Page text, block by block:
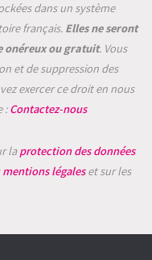
dans un système
français. Elles ne seront
onéreux ou gratuit. Vous
et de suppression des
exercer ce droit en nous
:Contactez-nous
laprotection des données
mentions légaleset sur les